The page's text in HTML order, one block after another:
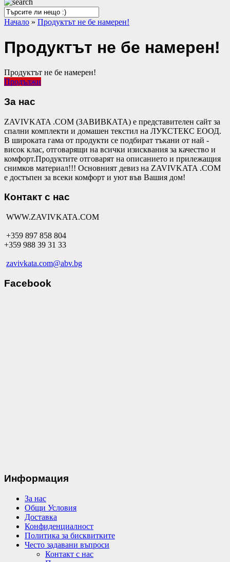
Начало » Продуктът не бе намерен!
Продуктът не бе намерен!
Продуктът не бе намерен!
Продължи
За нас
ZAVIVKATA .COM (ЗАВИВКАТА) е представителен сайт за
спални комплекти и домашен текстил на ЛУКСТЕКС ЕООД.
В широката гама от продукти се подбират тъкани от най -
висок клас, отговарящи на всички изисквания за качество и
комфорт.Продуктите отговарят на описанието и прилежащия
снимков материал!!! Основният девиз на ZAVIVKATA .COM
е достъпен за всеки комфорт и уют във Вашия дом!
Контакт с нас
WWW.ZAVIVKATA.COM
+359 897 858 804
+359 988 39 31 33
zavivkata.com@abv.bg
Facebook
Информация
За нас
Общи Условия
Доставка
Конфиденциалност
Политика за бисквитките
Често задавани въпроси
Контакт с нас